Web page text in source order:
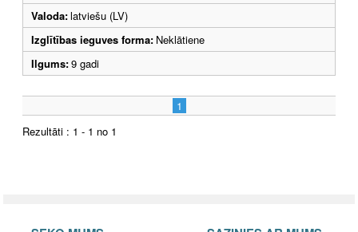
Valoda:latviešu (LV)
Izglītības ieguves forma: Neklātiene
Ilgums:9 gadi
1
Rezultāti : 1 - 1 no 1